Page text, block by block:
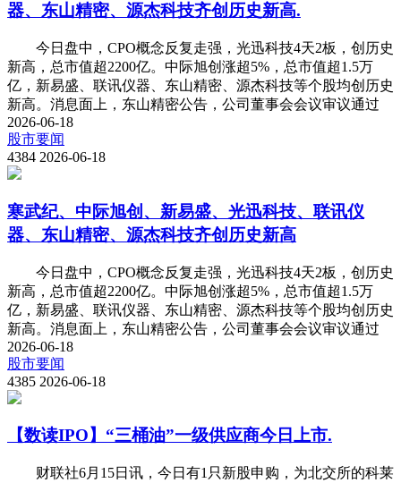
器、东山精密、源杰科技齐创历史新高.
今日盘中，CPO概念反复走强，光迅科技4天2板，创历史
新高，总市值超2200亿。中际旭创涨超5%，总市值超1.5万
亿，新易盛、联讯仪器、东山精密、源杰科技等个股均创历史
新高。消息面上，东山精密公告，公司董事会会议审议通过
2026-06-18
股市要闻
4384 2026-06-18
寒武纪、中际旭创、新易盛、光迅科技、联讯仪
器、东山精密、源杰科技齐创历史新高
今日盘中，CPO概念反复走强，光迅科技4天2板，创历史
新高，总市值超2200亿。中际旭创涨超5%，总市值超1.5万
亿，新易盛、联讯仪器、东山精密、源杰科技等个股均创历史
新高。消息面上，东山精密公告，公司董事会会议审议通过
2026-06-18
股市要闻
4385 2026-06-18
【数读IPO】“三桶油”一级供应商今日上市.
财联社6月15日讯，今日有1只新股申购，为北交所的科莱